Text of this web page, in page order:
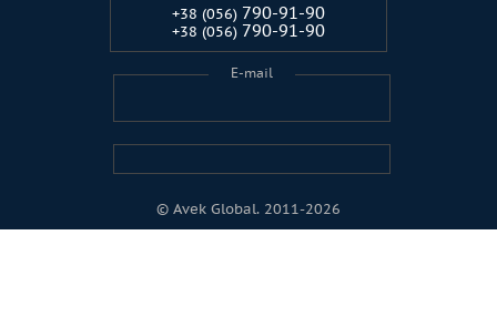
© Avek Global. 2011-2026
+38 (056) 790-91-90
+38 (056) 790-91-90
E-mail